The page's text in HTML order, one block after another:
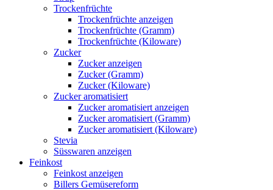
Trockenfrüchte
Trockenfrüchte anzeigen
Trockenfrüchte (Gramm)
Trockenfrüchte (Kiloware)
Zucker
Zucker anzeigen
Zucker (Gramm)
Zucker (Kiloware)
Zucker aromatisiert
Zucker aromatisiert anzeigen
Zucker aromatisiert (Gramm)
Zucker aromatisiert (Kiloware)
Stevia
Süsswaren anzeigen
Feinkost
Feinkost anzeigen
Billers Gemüsereform